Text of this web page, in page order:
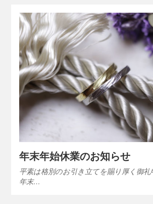
年末年始休業のお知らせ
平素は格別のお引き立てを賜り厚く御礼
年末…